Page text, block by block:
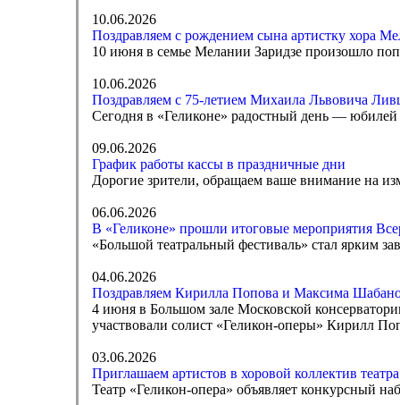
10.06.2026
Поздравляем с рождением сына артистку хора
10 июня в семье Мелании Заридзе произошло
10.06.2026
Поздравляем с 75-летием Михаила Львовича
Сегодня в «Геликоне» радостный день —
09.06.2026
График работы кассы в праздничные дни
Дорогие зрители, обращаем ваше внимание на
06.06.2026
В «Геликоне» прошли итоговые мероприятия
«Большой театральный фестиваль» стал ярким
04.06.2026
Поздравляем Кирилла Попова и Максима
4 июня в Большом зале Московской
участвовали солист «Геликон-оперы» Кирилл
03.06.2026
Приглашаем артистов в хоровой коллектив
Театр «Геликон-опера» объявляет конкурсный